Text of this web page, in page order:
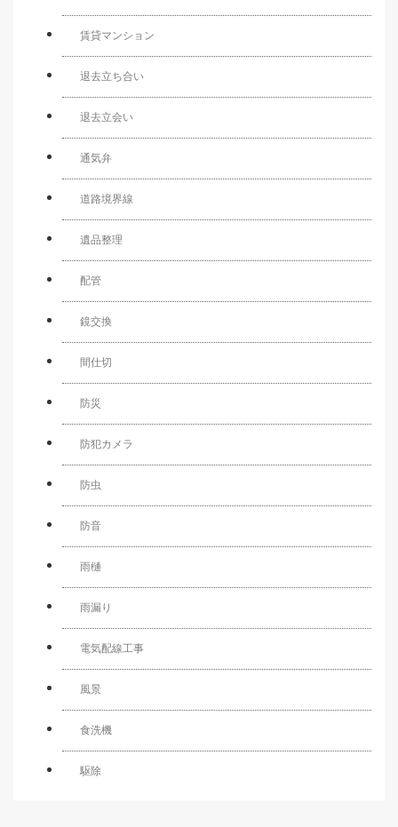
賃貸マンション
退去立ち合い
退去立会い
通気弁
道路境界線
遺品整理
配管
鏡交換
間仕切
防災
防犯カメラ
防虫
防音
雨樋
雨漏り
電気配線工事
風景
食洗機
駆除